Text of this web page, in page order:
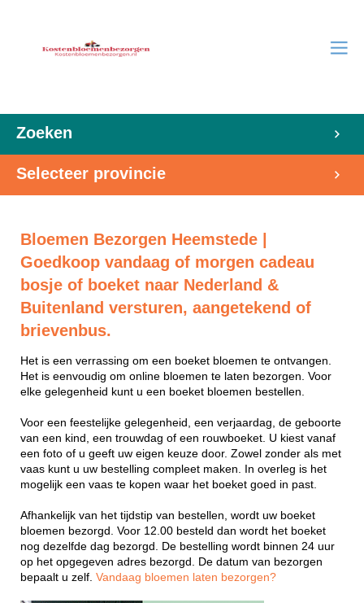
Zoeken
Selecteer provincie
Bloemen Bezorgen Heemstede |
Goedkoop vandaag of morgen cadeau
bosje of boeket naar Nederland &
Buitenland versturen, aangetekend of
brievenbus.
Het is een verrassing om een boeket bloemen te ontvangen.
Het is eenvoudig om online bloemen te laten bezorgen. Voor
elke gelegenheid kunt u een boeket bloemen bestellen.
Voor een feestelijke gelegenheid, een verjaardag, de geboorte
van een kind, een trouwdag of een rouwboeket. U kiest vanaf
een foto of u geeft uw eigen keuze door. Zowel zonder als met
vaas kunt u uw bestelling compleet maken. In overleg is het
mogelijk een vaas te kopen waar het boeket goed in past.
Afhankelijk van het tijdstip van bestellen, wordt uw boeket
bloemen bezorgd. Voor 12.00 besteld dan wordt het boeket
nog dezelfde dag bezorgd. De bestelling wordt binnen 24 uur
op het opgegeven adres bezorgd. De datum van bezorgen
bepaalt u zelf. Vandaag bloemen laten bezorgen?